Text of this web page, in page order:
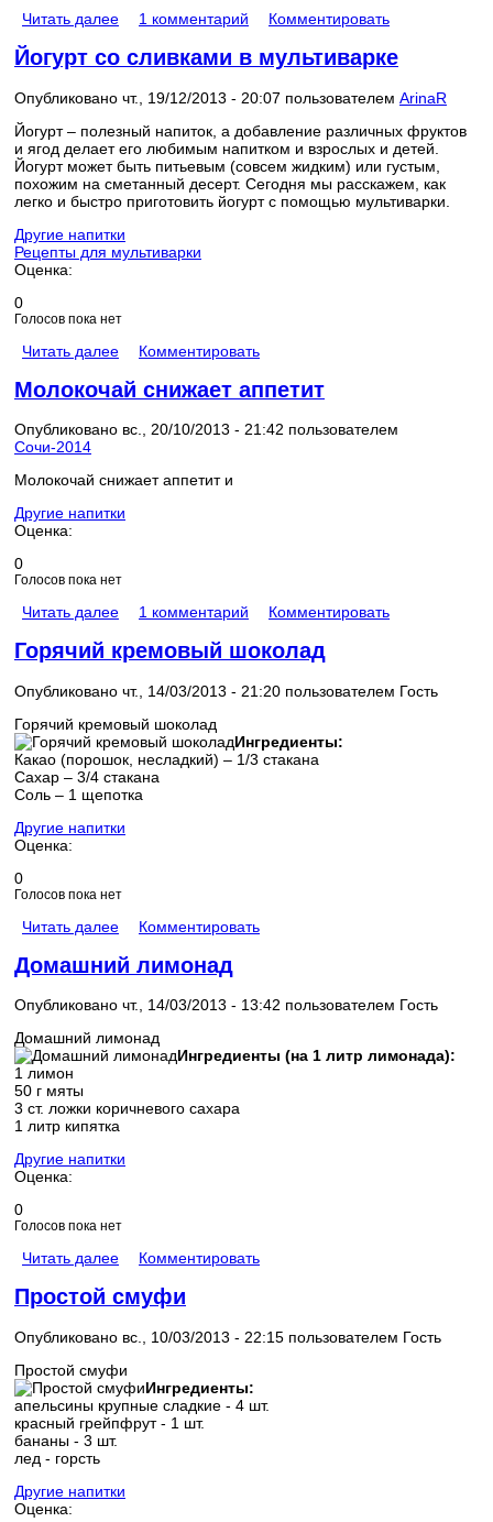
Читать далее 1 комментарий Комментировать
Йогурт со сливками в мультиварке
Опубликовано чт., 19/12/2013 - 20:07 пользователем ArinaR
Йогурт – полезный напиток, а добавление различных фруктов
и ягод делает его любимым напитком и взрослых и детей.
Йогурт может быть питьевым (совсем жидким) или густым,
похожим на сметанный десерт. Сегодня мы расскажем, как
легко и быстро приготовить йогурт с помощью мультиварки.
Другие напитки
Рецепты для мультиварки
Оценка:
0
Голосов пока нет
Читать далее Комментировать
Молокочай снижает аппетит
Опубликовано вс., 20/10/2013 - 21:42 пользователем
Сочи-2014
Молокочай снижает аппетит и
Другие напитки
Оценка:
0
Голосов пока нет
Читать далее 1 комментарий Комментировать
Горячий кремовый шоколад
Опубликовано чт., 14/03/2013 - 21:20 пользователем Гость
Горячий кремовый шоколад
Ингредиенты:
Какао (порошок, несладкий) – 1/3 стакана
Сахар – 3/4 стакана
Соль – 1 щепотка
Другие напитки
Оценка:
0
Голосов пока нет
Читать далее Комментировать
Домашний лимонад
Опубликовано чт., 14/03/2013 - 13:42 пользователем Гость
Домашний лимонад
Ингредиенты (на 1 литр лимонада):
1 лимон
50 г мяты
3 ст. ложки коричневого сахара
1 литр кипятка
Другие напитки
Оценка:
0
Голосов пока нет
Читать далее Комментировать
Простой смуфи
Опубликовано вс., 10/03/2013 - 22:15 пользователем Гость
Простой смуфи
Ингредиенты:
апельсины крупные сладкие - 4 шт.
красный грейпфрут - 1 шт.
бананы - 3 шт.
лед - горсть
Другие напитки
Оценка: